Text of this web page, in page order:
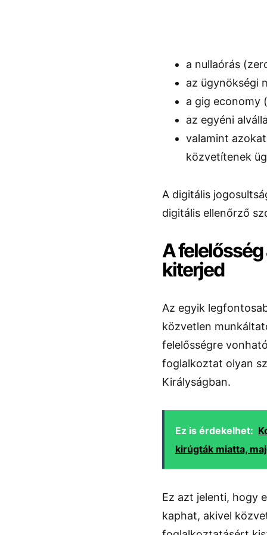
a nullaórás
az ügynökségi
a gig economy
az egyéni
valamint
közvetítenek
A digitális
digitális ellenőrző
A
kiterjed
Az egyik
közvetlen
felelősségre
foglalkoztat olyan
Királyságban.
Ez is érdekelhet:
kirúgták miatta,
Ez azt jelenti, hogy
kaphat, akivel